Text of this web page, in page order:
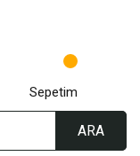
ARA
Sepetim